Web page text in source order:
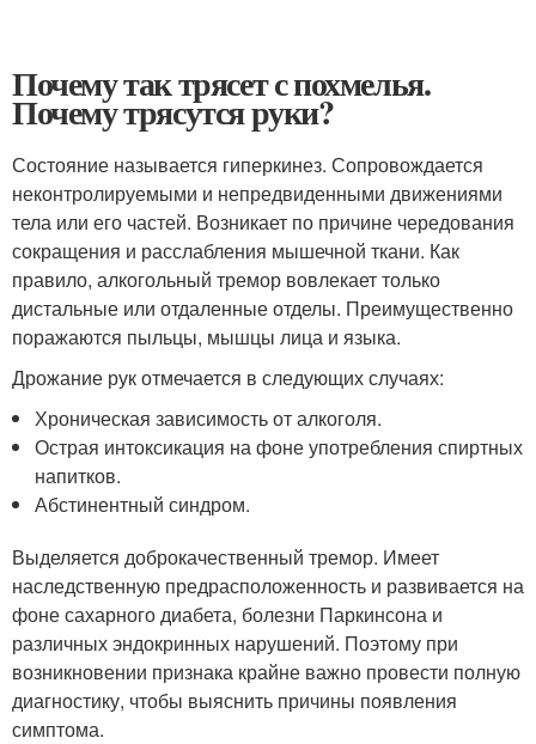
Почему так трясет с похмелья.
Почему трясутся руки?
Состояние называется гиперкинез. Сопровождается
неконтролируемыми и непредвиденными движениями
тела или его частей. Возникает по причине чередования
сокращения и расслабления мышечной ткани. Как
правило, алкогольный тремор вовлекает только
дистальные или отдаленные отделы. Преимущественно
поражаются пыльцы, мышцы лица и языка.
Дрожание рук отмечается в следующих случаях:
Хроническая зависимость от алкоголя.
Острая интоксикация на фоне употребления спиртных
напитков.
Абстинентный синдром.
Выделяется доброкачественный тремор. Имеет
наследственную предрасположенность и развивается на
фоне сахарного диабета, болезни Паркинсона и
различных эндокринных нарушений. Поэтому при
возникновении признака крайне важно провести полную
диагностику, чтобы выяснить причины появления
симптома.